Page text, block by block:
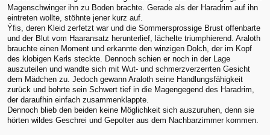
Magenschwinger ihn zu Boden brachte. Gerade als der Haradrim auf ihn
eintreten wollte, stöhnte jener kurz auf.
Ýfis, deren Kleid zerfetzt war und die Sommersprossige Brust offenbarte
und der Blut vom Haaransatz herunterlief, lächelte triumphierend. Araloth
brauchte einen Moment und erkannte den winzigen Dolch, der im Kopf
des klobigen Kerls steckte. Dennoch schien er noch in der Lage
auszuteilen und wandte sich mit Wut- und schmerzverzerrten Gesicht
dem Mädchen zu. Jedoch gewann Araloth seine Handlungsfähigkeit
zurück und bohrte sein Schwert tief in die Magengegend des Haradrim,
der daraufhin einfach zusammenklappte.
Dennoch blieb den beiden keine Möglichkeit sich auszuruhen, denn sie
hörten wildes Geschrei und Gepolter aus dem Nachbarzimmer kommen.